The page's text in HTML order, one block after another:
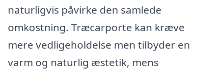
naturligvis påvirke den samlede
omkostning. Træcarporte kan kræve
mere vedligeholdelse men tilbyder en
varm og naturlig æstetik, mens